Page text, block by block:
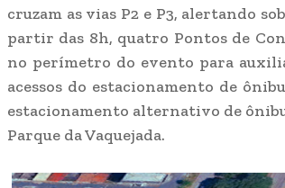
cruzam as vias P2 e P3, alertando
partir das 8h, quatro Pontos de
no perímetro do evento para
acessos do estacionamento de
estacionamento alternativo de
Parque da Vaquejada.